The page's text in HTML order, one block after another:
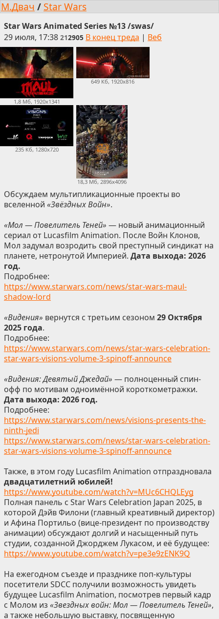
М.Двач / Star Wars
Star Wars Animated Series №13 /swas/
29 июля, 17:38 212905 В конец треда | Веб
1,8 Мб, 1920x1341
649 Кб, 1920x816
235 Кб, 1280x720
18,3 Мб, 2896x4096
Обсуждаем мультипликационные проекты во
вселенной «Звёздных Войн».
«Мол — Повелитель Теней» — новый анимационный
сериал от Lucasfilm Animation. После Войн Клонов,
Мол задумал возродить свой преступный синдикат на
планете, нетронутой Империей. Дата выхода: 2026
год.
Подробнее:
https://www.starwars.com/news/star-wars-maul-
shadow-lord
«Видения» вернутся с третьим сезоном 29 Октября
2025 года.
Подробнее:
https://www.starwars.com/news/star-wars-celebration-
star-wars-visions-volume-3-spinoff-announce
«Видения: Девятый Джедай» — полноценный спин-
офф по мотивам одноимённой короткометражки.
Дата выхода: 2026 год.
Подробнее:
https://www.starwars.com/news/visions-presents-the-
ninth-jedi
https://www.starwars.com/news/star-wars-celebration-
star-wars-visions-volume-3-spinoff-announce
Также, в этом году Lucasfilm Animation отпраздновала
двадцатилетний юбилей!
https://www.youtube.com/watch?v=MUc6CHQLEyg
Полная панель с Star Wars Celebration Japan 2025, в
которой Дэйв Филони (главный креативный директор)
и Афина Портильо (вице-президент по производству
анимации) обсуждают долгий и насыщенный путь
студии, созданной Джорджем Лукасом, и её будущее:
https://www.youtube.com/watch?v=pe3e9zENK9Q
На ежегодном съезде и празднике поп-культуры
посетители SDCC получили возможность увидеть
будущее Lucasfilm Animation, посмотрев первый кадр
с Молом из «Звездных войн: Мол — Повелитель Теней»,
а также небольшую выставку, посвященную